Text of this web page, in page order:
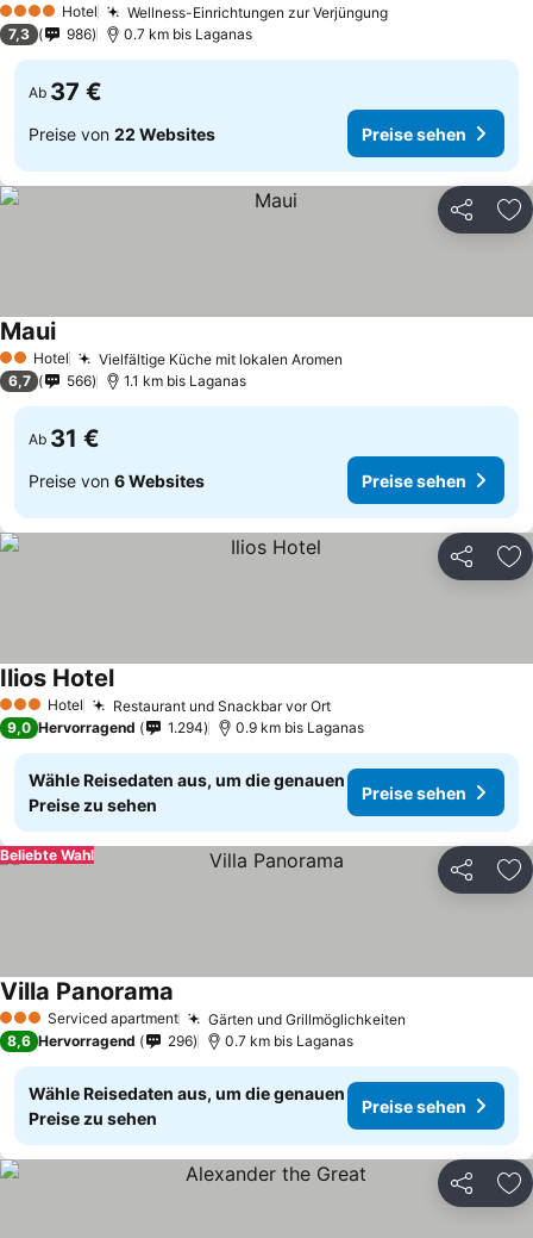
4 Sterne Hotel Wellness-Einrichtungen zur Verjüngung
7,3 986 0.7 km bis Laganas
Ab 37 €
Preise von 22 Websites Preise sehen
Teilen
2 Sterne
Hotel Vielfältige Küche mit lokalen Aromen
Maui
6,7 566 1.1 km bis Laganas
Ab 31 €
Preise von 6 Websites Preise sehen
Teilen
3 SterneHotel Restaurant und Snackbar vor Ort
Ilios Hotel
9,0 Hervorragend 1.294 0.9 km bis Laganas
Wähle Reisedaten aus, um die genauen
Preise zu sehen
Preise sehen
Teilen
Beliebte Wahl
3 SterneServiced apartment Gärten und Grillmöglichkeiten
Villa Panorama
8,6 Hervorragend 296 0.7 km bis Laganas
Wähle Reisedaten aus, um die genauen
Preise zu sehen
Preise sehen
Teilen